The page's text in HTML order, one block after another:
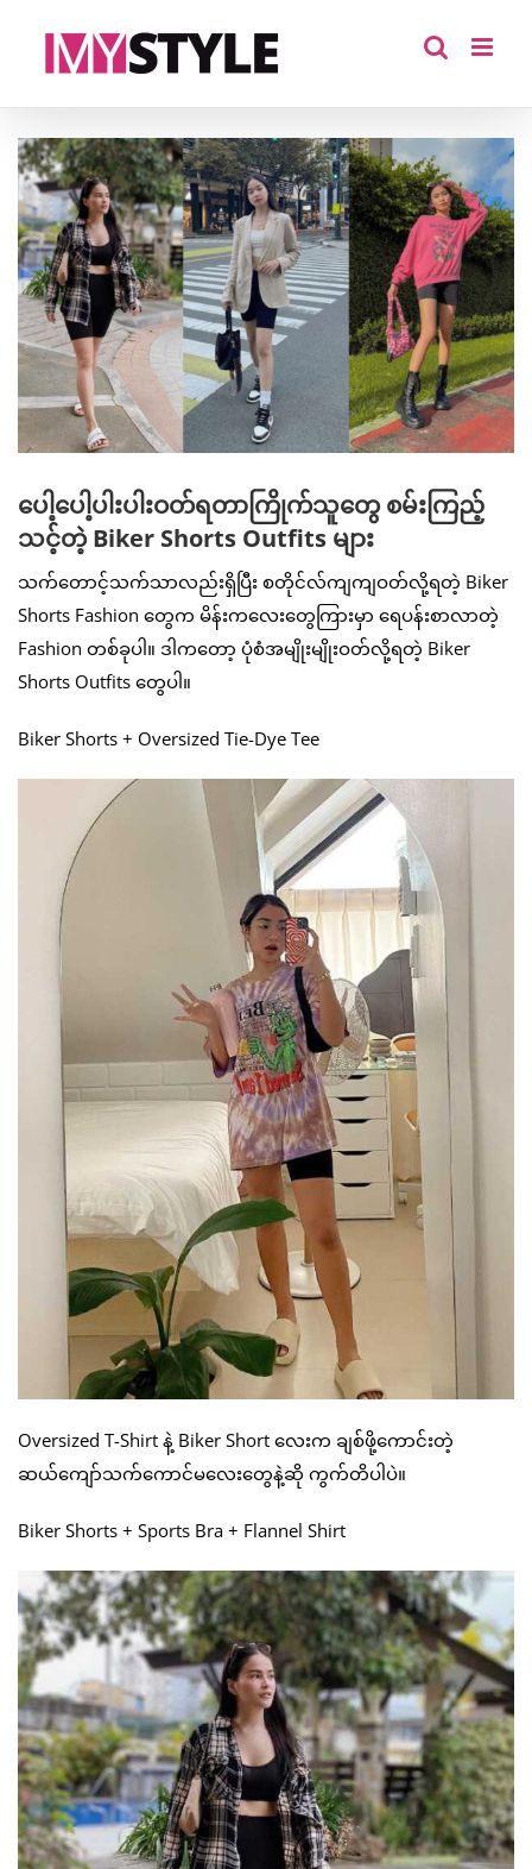
View
Larger
Image
ပေါ့ပေါ့ပါးပါးဝတ်ရတာကြိုက်သူတွေ စမ်းကြည့်
သင့်တဲ့ Biker Shorts Outfits များ
သက်တောင့်သက်သာလည်းရှိပြီး စတိုင်လ်ကျကျဝတ်လို့ရတဲ့ Biker
Shorts Fashion တွေက မိန်းကလေးတွေကြားမှာ ရေပန်းစာလာတဲ့
Fashion တစ်ခုပါ။ ဒါကတော့ ပုံစံအမျိုးမျိုးဝတ်လို့ရတဲ့ Biker
Shorts Outfits တွေပါ။
Biker Shorts + Oversized Tie-Dye Tee
Oversized T-Shirt နဲ့ Biker Short လေးက ချစ်ဖို့ကောင်းတဲ့
ဆယ်ကျော်သက်ကောင်မလေးတွေနဲ့ဆို ကွက်တိပါပဲ။
Biker Shorts + Sports Bra + Flannel Shirt